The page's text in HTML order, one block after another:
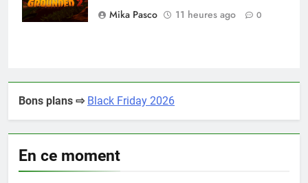
Mika Pasco
11 heures ago 0
Bons plans ⇨ Black Friday 2026
En ce moment